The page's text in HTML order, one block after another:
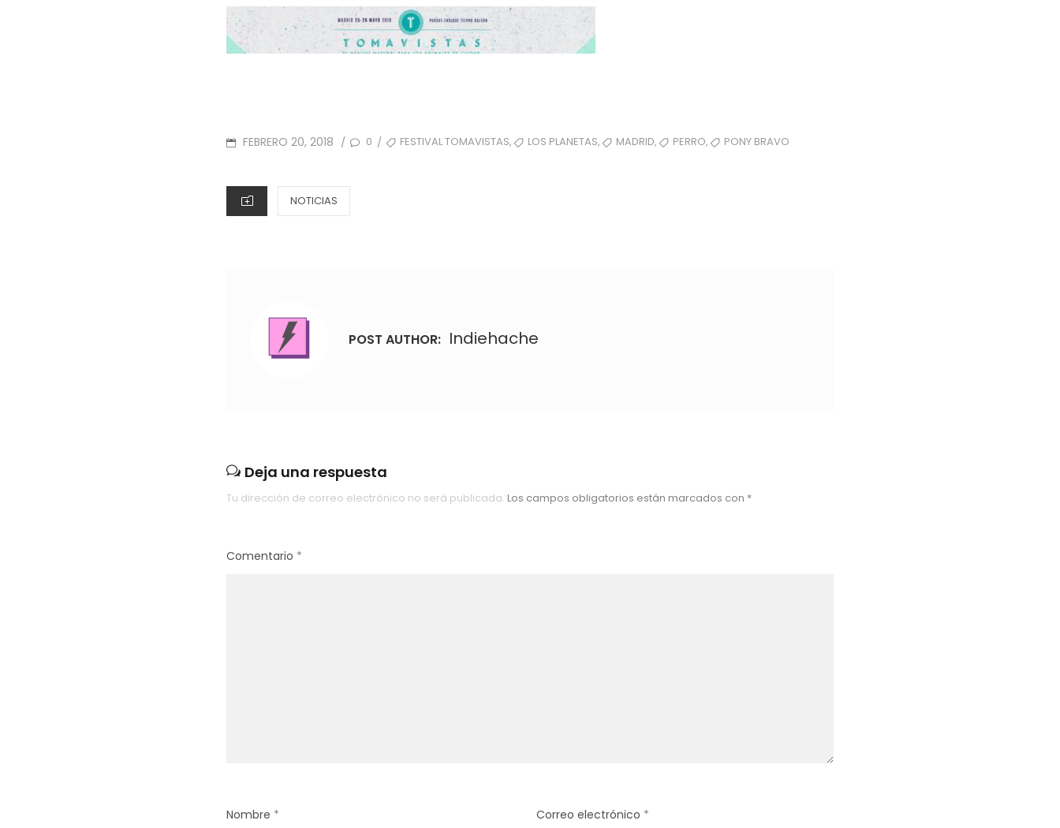
POSTED
FEBRERO 20, 2018 / 0 / TAGSFESTIVAL TOMAVISTAS, LOS PLANETAS, MADRID, PERRO, PONY BRAVO
CATEGORIES
NOTICIAS
POST AUTHOR: Indiehache
Deja una respuesta
Tu dirección de correo electrónico no será publicada. Los campos obligatorios están marcados con *
Comentario *
Nombre * Correo electrónico *